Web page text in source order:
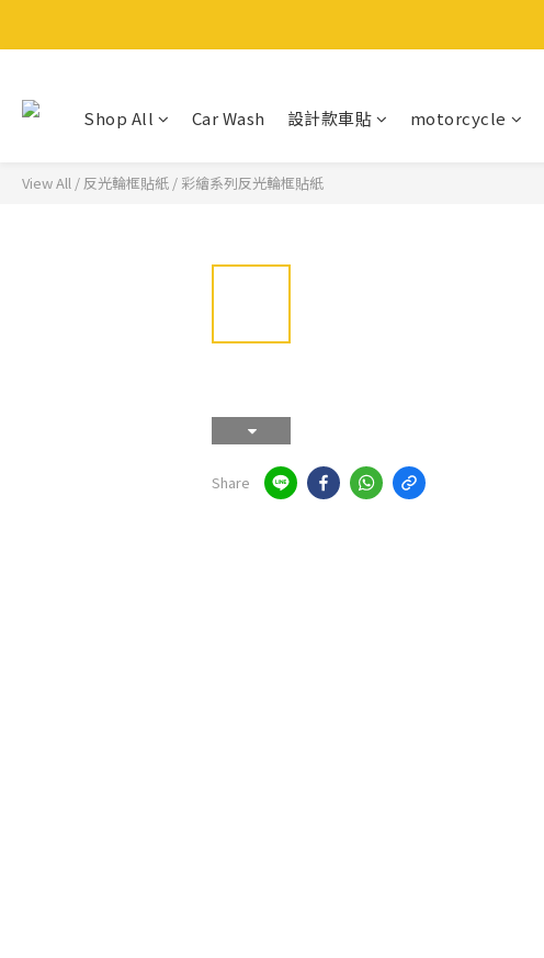
Shop All Car Wash 設計款車貼 motorcycle
View All /反光輪框貼紙 / 彩繪系列反光輪框貼紙
Share